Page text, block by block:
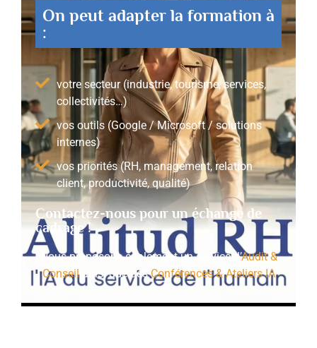
On peut adapter la formation à
:
votre secteur (industrie, tourisme, services,
collectivités…)
vos outils (Google / Microsoft / solutions
internes)
vos priorités (RH, management, relation
client, productivité, qualité)
Contactez-nous pour un échange de
cadrage !
Nous proposons également un service d’Audit &
Conseilainsi que desConférences & Ateliers IA